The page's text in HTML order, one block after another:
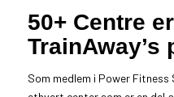
50+ Centre
TrainAway’s
Som medlem i Power